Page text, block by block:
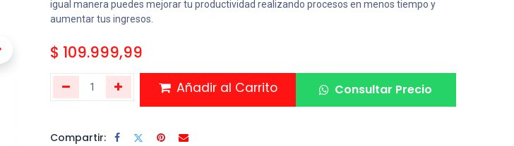
igual manera puedes mejorar tu productividad realizando procesos en menos tiempo y
aumentar tus ingresos.
$ 109.999,99
Añadir al Carrito Consultar Precio
Compartir: